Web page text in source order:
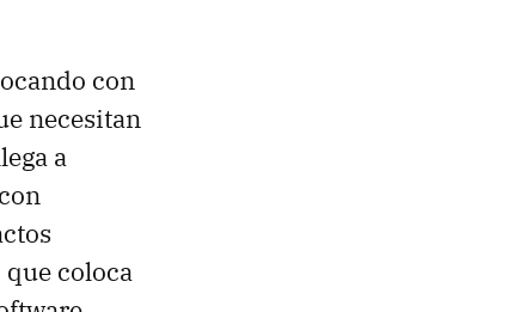
con
necesitan
a
coloca